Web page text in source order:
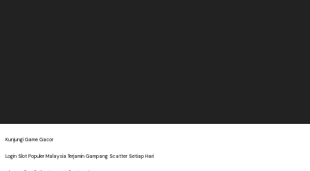
Kunjungi Game Gacor
Login Slot Populer Malaysia Terjamin Gampang Scatter Setiap Hari